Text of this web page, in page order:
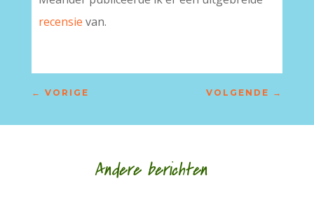
recensie van.
← VORIGE VOLGENDE →
Andere berichten